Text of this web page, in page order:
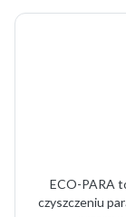
ECO-PARA
czyszczeniu